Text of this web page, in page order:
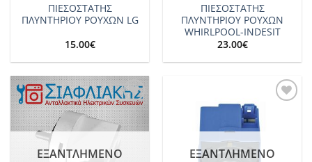
ΠΙΕΣΟΣΤΑΤΗΣ
ΠΛΥΝΤΗΡΙΟΥ ΡΟΥΧΩΝ LG
15.00€
ΠΙΕΣΟΣΤΑΤΗΣ
ΠΛΥΝΤΗΡΙΟΥ ΡΟΥΧΩΝ
WHIRLPOOL-INDESIT
23.00€
Add to
wishlist
ΕΞΑΝΤΛΗΜΈΝΟ ΕΞΑΝΤΛΗΜΈΝΟ